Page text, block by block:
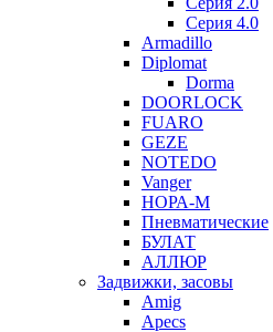
Серия 4.0
Armadillo
Diplomat
Dorma
DOORLOCK
FUARO
GEZE
NOTEDO
Vanger
НОРА-М
Пневматические
БУЛАТ
АЛЛЮР
Задвижки, засовы
Amig
Apecs